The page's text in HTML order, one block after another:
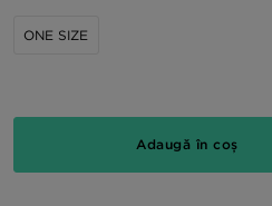
ONE SIZE
Adaugă în coș